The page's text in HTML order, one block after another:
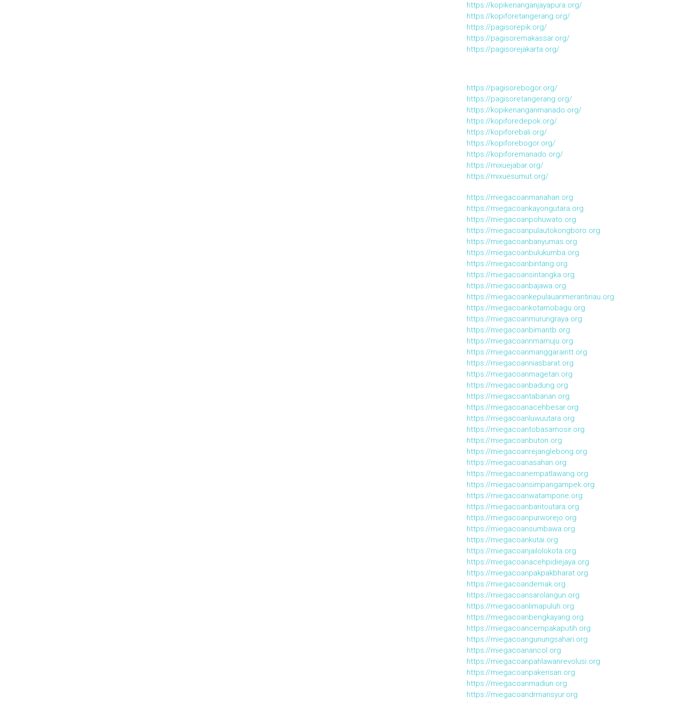
https://kopikenanganjayapura.org/
https://kopiforetangerang.org/
https://pagisorepik.org/
https://pagisoremakassar.org/
https://pagisorejakarta.org/
https://pagisorebogor.org/
https://pagisoretangerang.org/
https://kopikenanganmanado.org/
https://kopiforedepok.org/
https://kopiforebali.org/
https://kopiforebogor.org/
https://kopiforemanado.org/
https://mixuejabar.org/
https://mixuesumut.org/
https://miegacoanmanahan.org
https://miegacoankayongutara.org
https://miegacoanpohuwato.org
https://miegacoanpulautokongboro.org
https://miegacoanbanyumas.org
https://miegacoanbulukumba.org
https://miegacoanbintang.org
https://miegacoansintangka.org
https://miegacoanbajawa.org
https://miegacoankepulauanmerantiriau.org
https://miegacoankotamobagu.org
https://miegacoanmurungraya.org
https://miegacoanbimantb.org
https://miegacoannmamuju.org
https://miegacoanmanggaraintt.org
https://miegacoanniasbarat.org
https://miegacoanmagetan.org
https://miegacoanbadung.org
https://miegacoantabanan.org
https://miegacoanacehbesar.org
https://miegacoanluwuutara.org
https://miegacoantobasamosir.org
https://miegacoanbuton.org
https://miegacoanrejanglebong.org
https://miegacoanasahan.org
https://miegacoanempatlawang.org
https://miegacoansimpangampek.org
https://miegacoanwatampone.org
https://miegacoanbaritoutara.org
https://miegacoanpurworejo.org
https://miegacoansumbawa.org
https://miegacoankutai.org
https://miegacoanjailolokota.org
https://miegacoanacehpidiejaya.org
https://miegacoanpakpakbharat.org
https://miegacoandemak.org
https://miegacoansarolangun.org
https://miegacoanlimapuluh.org
https://miegacoanbengkayang.org
https://miegacoancempakaputih.org
https://miegacoangunungsahari.org
https://miegacoanancol.org
https://miegacoanpahlawanrevolusi.org
https://miegacoanpakerisan.org
https://miegacoanmadiun.org
https://miegacoandrmansyur.org